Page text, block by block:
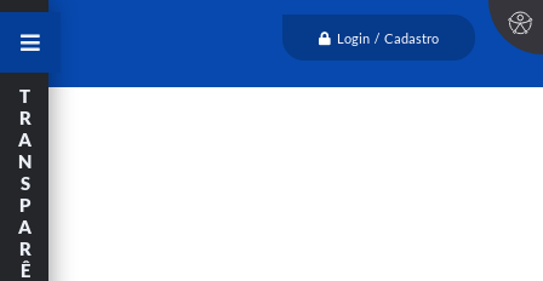
Login / Cadastro
T
R
A
N
S
P
A
R
Ê